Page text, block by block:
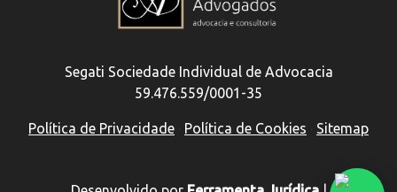
Segati Sociedade Individual de Advocacia
59.476.559/0001-35
Política de Privacidade Política de Cookies Sitemap